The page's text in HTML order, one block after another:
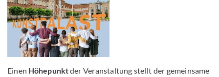
Einen Höhepunktder Veranstaltung stellt der gemeinsame